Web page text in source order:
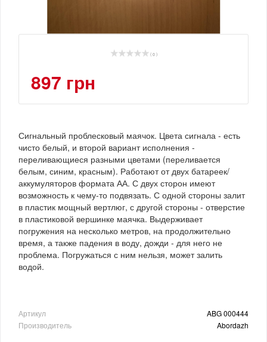
( 0 )
897 грн
Сигнальный проблесковый маячок. Цвета сигнала - есть
чисто белый, и второй вариант исполнения -
переливающиеся разными цветами (переливается
белым, синим, красным). Работают от двух батареек/
аккумуляторов формата АА. С двух сторон имеют
возможность к чему-то подвязать. С одной стороны залит
в пластик мощный вертлюг, с другой стороны - отверстие
в пластиковой вершинке маячка. Выдерживает
погружения на несколько метров, на продолжительно
время, а также падения в воду, дожди - для него не
проблема. Погружаться с ним нельзя, может залить
водой.
Артикул
ABG 000444
Производитель
Abordazh